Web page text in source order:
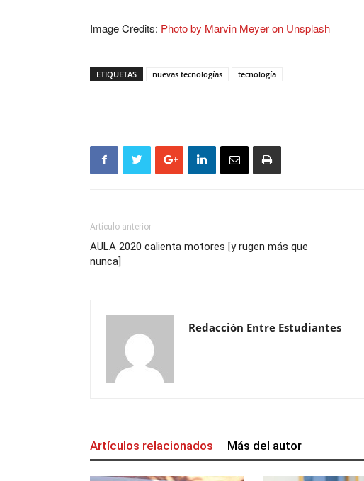
Image Credits: Photo by Marvin Meyer on Unsplash
ETIQUETAS nuevas tecnologías tecnología
Artículo anterior
AULA 2020 calienta motores [y rugen más que
nunca]
Redacción Entre Estudiantes
Artículos relacionados Más del autor